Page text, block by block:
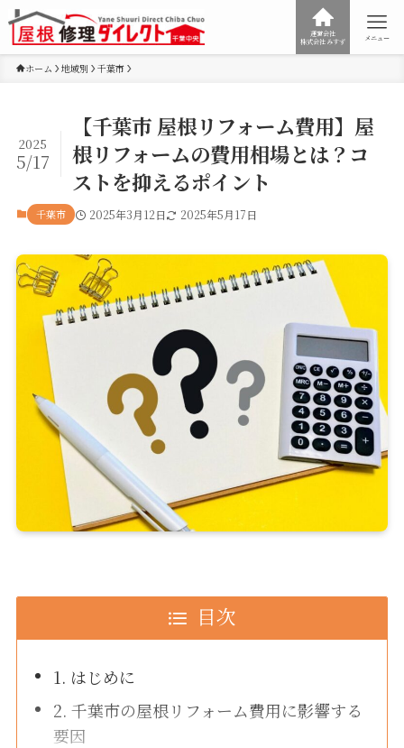
運営会社
株式会社みすず
メニュー
ホーム 地域別 千葉市
【千葉市 屋根リフォーム費用】屋
根リフォームの費用相場とは？コ
ストを抑えるポイント
2025
5/17
千葉市 2025年3月12日 2025年5月17日
目次
1. はじめに
2. 千葉市の屋根リフォーム費用に影響する
要因